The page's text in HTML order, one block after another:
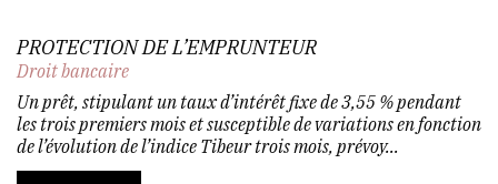
PROTECTION DE L’EMPRUNTEUR
Droit bancaire
Un prêt, stipulant un taux d’intérêt fixe de 3,55 % pendant
les trois premiers mois et susceptible de variations en fonction
de l’évolution de l’indice Tibeur trois mois, prévoy...